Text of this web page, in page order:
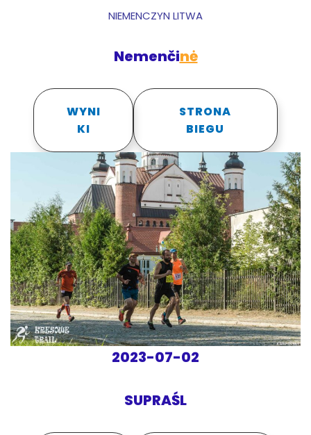
NIEMENCZYN LITWA
Nemenčinė
WYNI
KI
STRONA
BIEGU
2023-07-02
SUPRAŚL